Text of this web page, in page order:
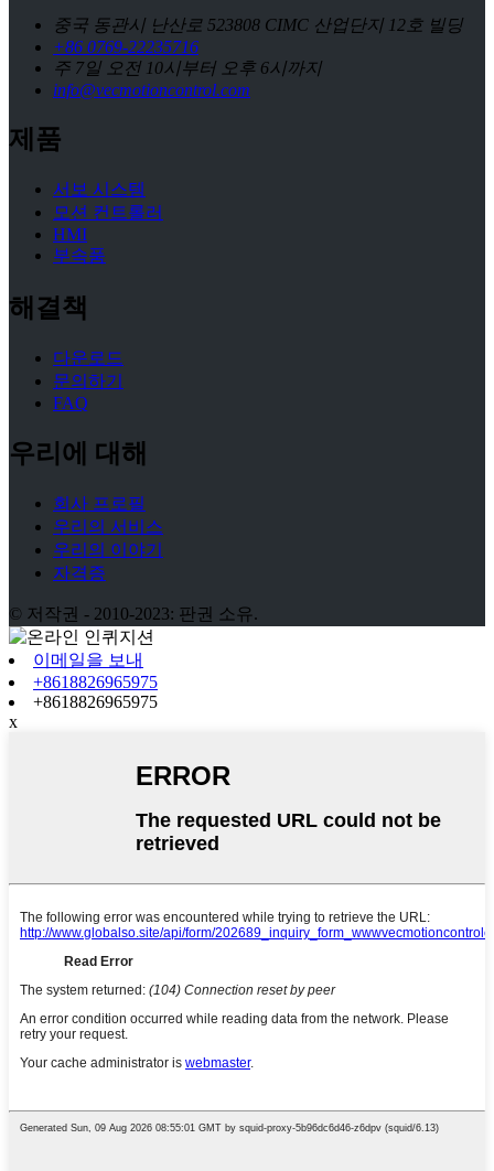
중국 동관시 난산로 523808 CIMC 산업단지 12호 빌딩
+86 0769-22235716
주 7일 오전 10시부터 오후 6시까지
info@vecmotioncontrol.com
제품
서보 시스템
모션 컨트롤러
HMI
부속품
해결책
다운로드
문의하기
FAQ
우리에 대해
회사 프로필
우리의 서비스
우리의 이야기
자격증
© 저작권 - 2010-2023: 판권 소유.
이메일을 보내
+8618826965975
+8618826965975
x